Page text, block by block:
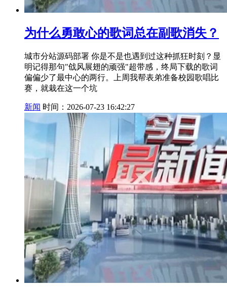
为什么勇敢心的歌词总在副歌消失？
城市分站源码部署 你是不是也遇到过这种抓狂时刻？显
明记得那句"戗风展翅的顽强"超带感，终局下载的歌词
偏偏少了最中心的两行。上周我帮表弟准备校园歌唱比
赛，就栽在这一个坑
新闻 时间：2026-07-23 16:42:27